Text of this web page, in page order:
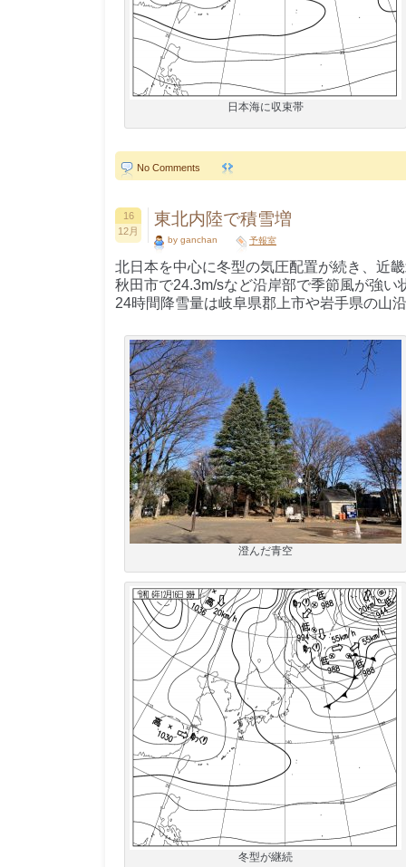
日本海に収束帯
No Comments
16
12月
東北内陸で積雪増
by ganchan 予報室
北日本を中心に冬型の気圧配置が続き、近
秋田市で24.3m/sなど沿岸部で季節風が強い
24時間降雪量は岐阜県郡上市や岩手県の山
澄んだ青空
冬型が継続